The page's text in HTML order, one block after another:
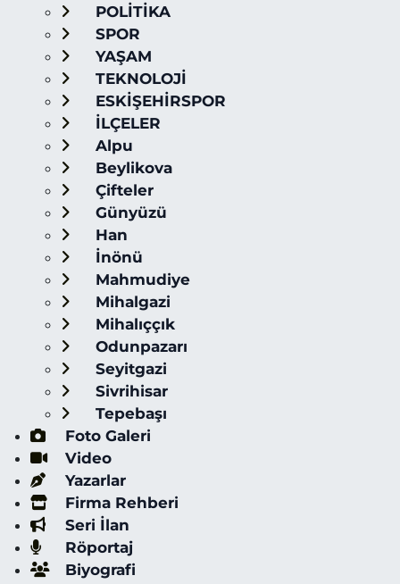
POLİTİKA
SPOR
YAŞAM
TEKNOLOJİ
ESKİŞEHİRSPOR
İLÇELER
Alpu
Beylikova
Çifteler
Günyüzü
Han
İnönü
Mahmudiye
Mihalgazi
Mihalıççık
Odunpazarı
Seyitgazi
Sivrihisar
Tepebaşı
Foto Galeri
Video
Yazarlar
Firma Rehberi
Seri İlan
Röportaj
Biyografi